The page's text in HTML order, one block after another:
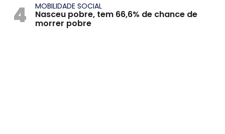
4 MOBILIDADE SOCIAL
Nasceu pobre, tem 66,6% de chance de
morrer pobre